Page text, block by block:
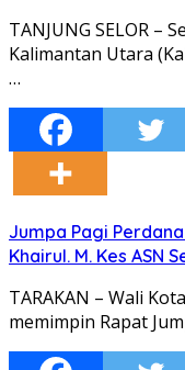
TANJUNG SELOR –
Kalimantan Utara
…
Jumpa Pagi
Khairul. M. Kes ASN
TARAKAN – Wali
memimpin Rapat